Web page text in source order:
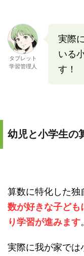
タブレット
学習管理人
実際
いる
す！
幼児と小学生の
算数に特化した独
数が好きな子ども
り学習が進みます。
実際に我が家では